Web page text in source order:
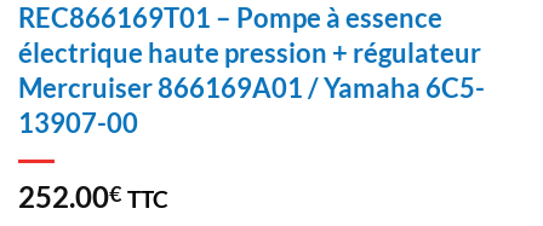
REC866169T01 – Pompe à essence
électrique haute pression + régulateur
Mercruiser 866169A01 / Yamaha 6C5-
13907-00
252.00€ TTC